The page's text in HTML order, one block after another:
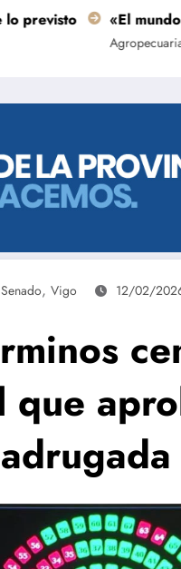
«El mundo AgTech es
Destacada
Senado, Vigo 12/02/
que